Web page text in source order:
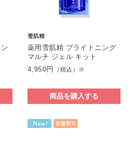
雪肌精
薬用雪肌精 ブライトニング
マルチ ジェル キット
4,950円
（税込）※
商品を購入する